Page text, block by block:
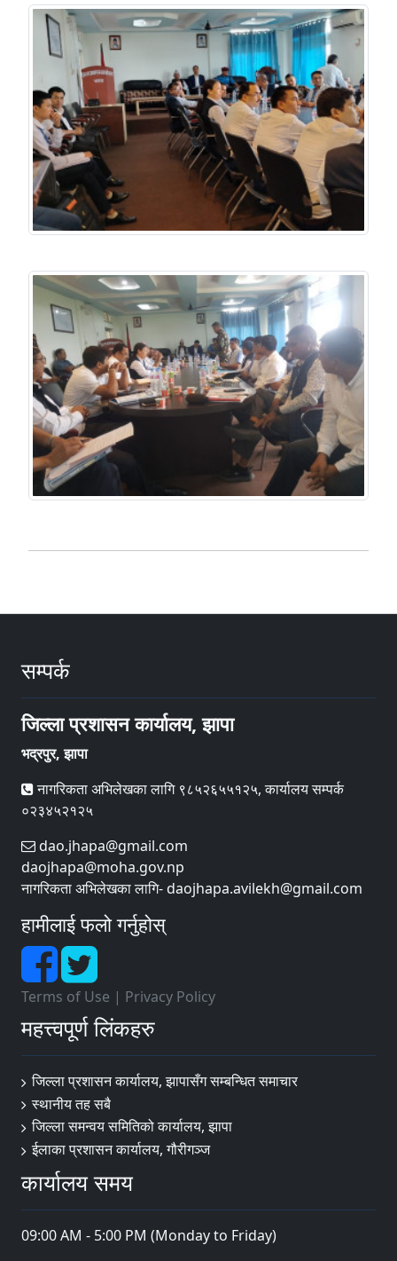
सम्पर्क
जिल्ला प्रशासन कार्यालय, झापा
भद्रपुर, झापा
नागरिकता अभिलेखका लागि ९८५२६५५१२५, कार्यालय सम्पर्क
०२३४५२१२५
dao.jhapa@gmail.com
daojhapa@moha.gov.np
नागरिकता अभिलेखका लागि- daojhapa.avilekh@gmail.com
हामीलाई फलो गर्नुहोस्
Terms of Use | Privacy Policy
महत्त्वपूर्ण लिंकहरु
जिल्ला प्रशासन कार्यालय, झापासँग सम्बन्धित समाचार
स्थानीय तह सबै
जिल्ला समन्वय समितिको कार्यालय, झापा
ईलाका प्रशासन कार्यालय, गौरीगञ्ज
कार्यालय समय
09:00 AM - 5:00 PM (Monday to Friday)